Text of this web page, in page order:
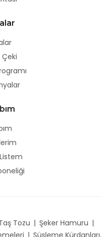
Tozu | Şeker Hamuru |
| Süsleme Kürdanları,